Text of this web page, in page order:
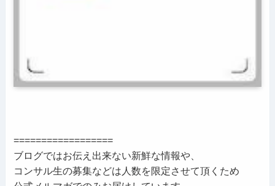
==================
ブログではお伝え出来ない新鮮な情報や、
コンサル生の募集などは人数を限定させて頂くため